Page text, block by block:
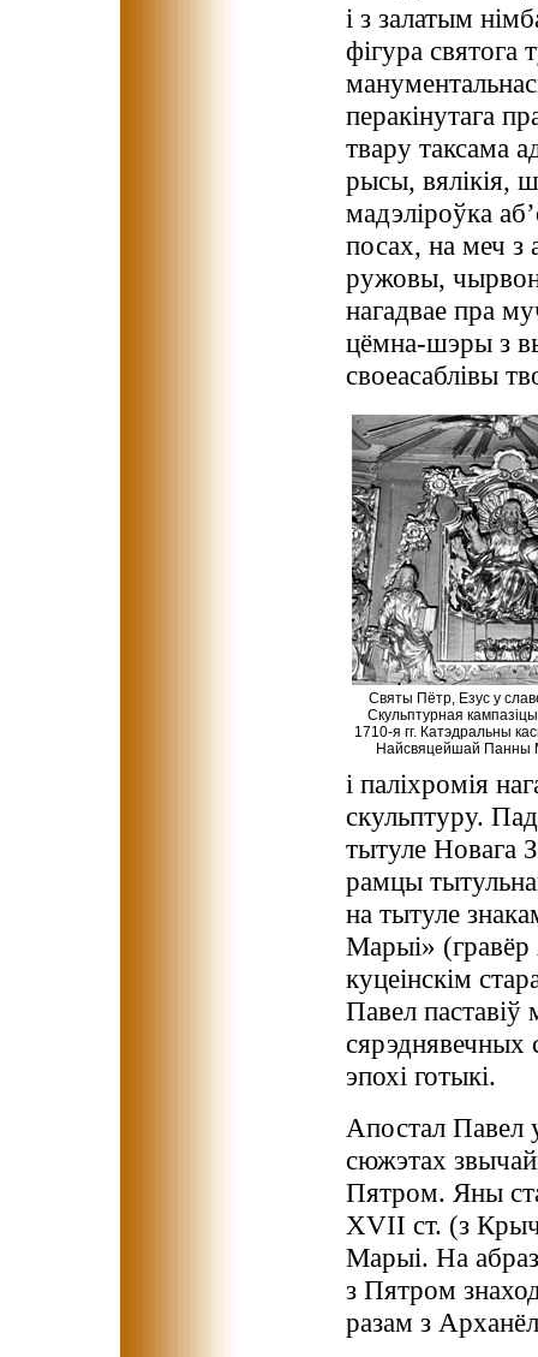
і з залатым
фігура
перакінутага
твару таксама
рысы, вялікія,
мадэліроўка
посах, на меч з
ружовы,
нагадвае пра
цёмна-шэры з
своеасаблівы
Святы Пётр, Езус у
Скульптурная
1710-я гг. Катэдральны
Найсвяцейшай Панны
і паліхромія
скульптуру.
тытуле Новага
рамцы
на тытуле
Марыі»
куцеінскім
Павел
сярэднявечных
эпохі готыкі.
Апостал Павел
сюжэтах
Пятром. Яны
XVII ст. (з
Марыі. На
з Пятром
разам з